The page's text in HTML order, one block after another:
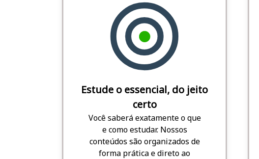
Estude o essencial, do jeito
certo
Você saberá exatamente o que
e como estudar. Nossos
conteúdos são organizados de
forma prática e direto ao